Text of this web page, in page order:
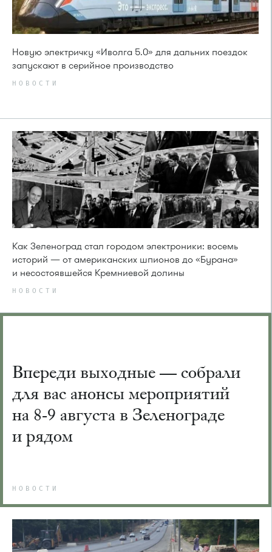
Новую электричку «Иволга 5.0» для дальних поездок
запускают в серийное производство
НОВОСТИ
Как Зеленоград стал городом электроники: восемь
историй — от американских шпионов до «Бурана»
и несостоявшейся Кремниевой долины
НОВОСТИ
Впереди выходные — собрали
для вас анонсы мероприятий
на 8-9 августа в Зеленограде
и рядом
НОВОСТИ